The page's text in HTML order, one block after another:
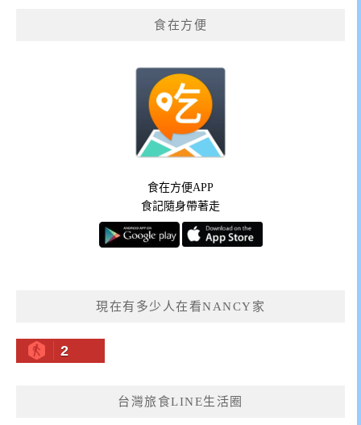
食在方便
食在方便APP
食記隨身帶著走
現在有多少人在看NANCY家
2
台灣旅食LINE生活圈